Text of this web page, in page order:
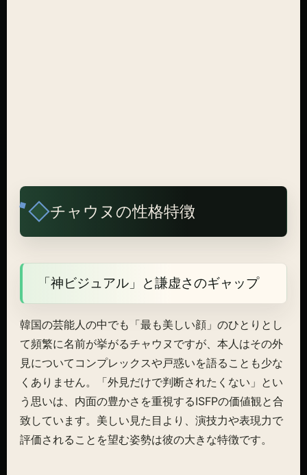
チャウヌの性格特徴
「神ビジュアル」と謙虚さのギャップ
韓国の芸能人の中でも「最も美しい顔」のひとりとし
て頻繁に名前が挙がるチャウヌですが、本人はその外
見についてコンプレックスや戸惑いを語ることも少な
くありません。「外見だけで判断されたくない」とい
う思いは、内面の豊かさを重視するISFPの価値観と合
致しています。美しい見た目より、演技力や表現力で
評価されることを望む姿勢は彼の大きな特徴です。